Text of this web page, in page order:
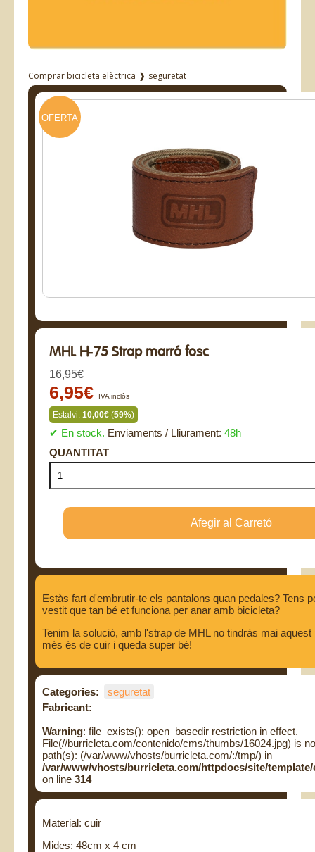
Comprar bicicleta elèctrica ❱ seguretat
OFERTA
MHL H-75 Strap marró fosc
16,95€
6,95€ IVA inclòs
Estalvi: 10,00€ (59%)
✔ En stock. Enviaments / Lliurament: 48h
Estàs fart d'embrutir-te els pantalons quan pedales? Tens
vestit que tan bé et funciona per anar amb bicicleta?
Tenim la solució, amb l'strap de MHL no tindràs mai
més és de cuir i queda super bé!
Categories:
seguretat
Fabricant:
Warning: file_exists(): open_basedir restriction in effect.
File(//burricleta.com/contenido/cms/thumbs/16024.jpg) is
path(s): (/var/www/vhosts/burricleta.com/:/tmp/) in
/var/www/vhosts/burricleta.com/httpdocs/site/
on line 314
Material: cuir
Mides: 48cm x 4 cm